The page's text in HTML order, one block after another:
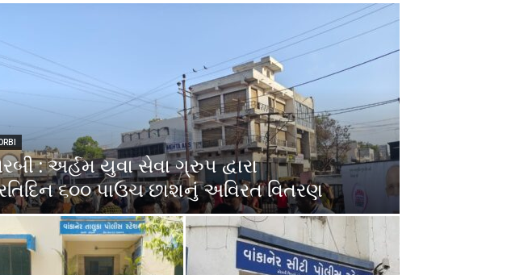
: અર્હમ યુવા સેવા ગ્રુપ દ્વારા
૬૦૦ પાઉચ છાશનું અવિરત વિતરણ